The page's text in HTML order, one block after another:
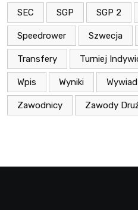
SEC SGP SGP 2
Speedrower Szwecja
Transfery Turniej
Wpis Wyniki Wywiad
Zawodnicy Zawody